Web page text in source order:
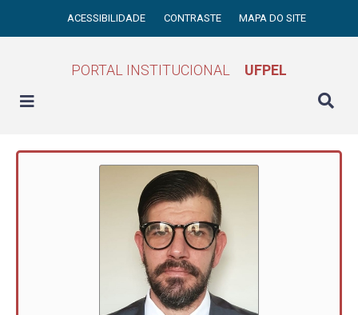
ACESSIBILIDADE CONTRASTE MAPA DO SITE
PORTAL INSTITUCIONAL UFPEL